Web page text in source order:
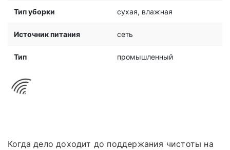
Тип уборки сухая, влажная
Источник питания сеть
Тип промышленный
Когда дело доходит до поддержания чистоты на